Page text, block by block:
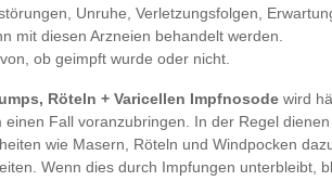
Unruhe, Verletzungsfolgen,
mit diesen Arzneien behandelt werden.
ob geimpft wurde oder nicht.
Röteln + Varicellen Impfnosode wird
einen Fall voranzubringen. In der Regel
wie Masern, Röteln und Windpocken
Wenn dies durch Impfungen unterbleibt,